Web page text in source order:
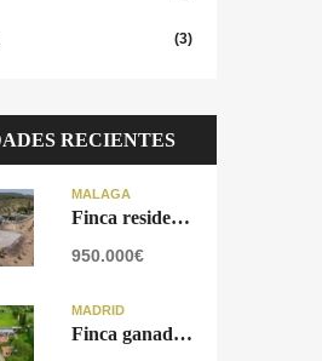
(3)
RECIENTES
MÁLAGA
Finca residencial y ecuestre en venta cerca de Málaga
950.000€
MADRID
Finca ganadera en venta cerca de Madrid